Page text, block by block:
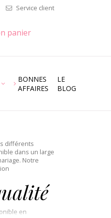
Service client
panier
BONNES
AFFAIRES
LE
BLOG
différents
dans un large
Notre
en